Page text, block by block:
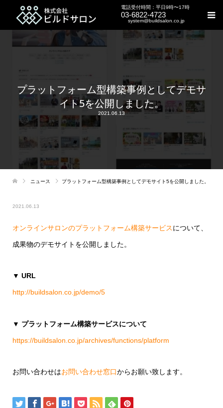
電話受付時間：平日9時〜17時
03-6822-4723
system@buildsalon.co.jp
プラットフォーム型構築事例としてデモサ
イト5を公開しました。
2021.06.13
ニュース プラットフォーム型構築事例としてデモサイト5を公開しました。
2021.06.13
オンラインサロンのプラットフォーム構築サービスについて、
成果物のデモサイトを公開しました。
▼ URL
http://buildsalon.co.jp/demo/5
▼ プラットフォーム構築サービスについて
https://buildsalon.co.jp/archives/functions/platform
お問い合わせはお問い合わせ窓口からお願い致します。